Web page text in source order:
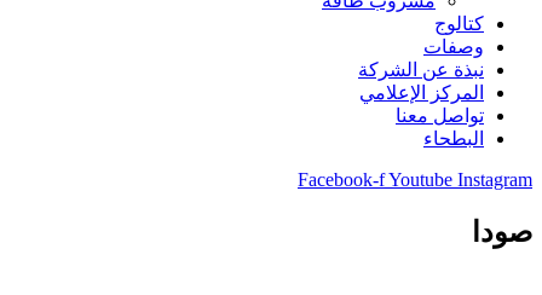
كتالوج
وصفات
نبذة عن الشركة
المركز الإعلامي
تواصل معنا
البطحاء
Facebook-fYoutube